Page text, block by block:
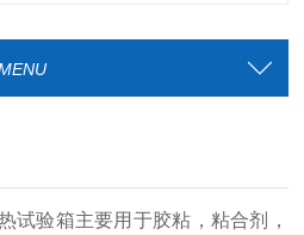
试验箱主要用于胶粘，粘合剂，